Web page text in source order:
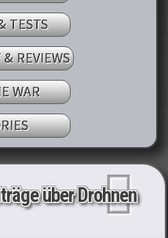
TESTS
REVIEWS
WAR
über Drohnen